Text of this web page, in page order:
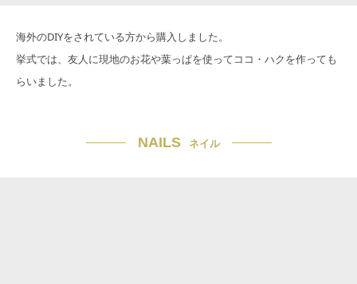
海外のDIYをされている方から購入しました。
挙式では、友人に現地のお花や葉っぱを使ってココ・ハクを作っても
らいました。
NAILS ネイル